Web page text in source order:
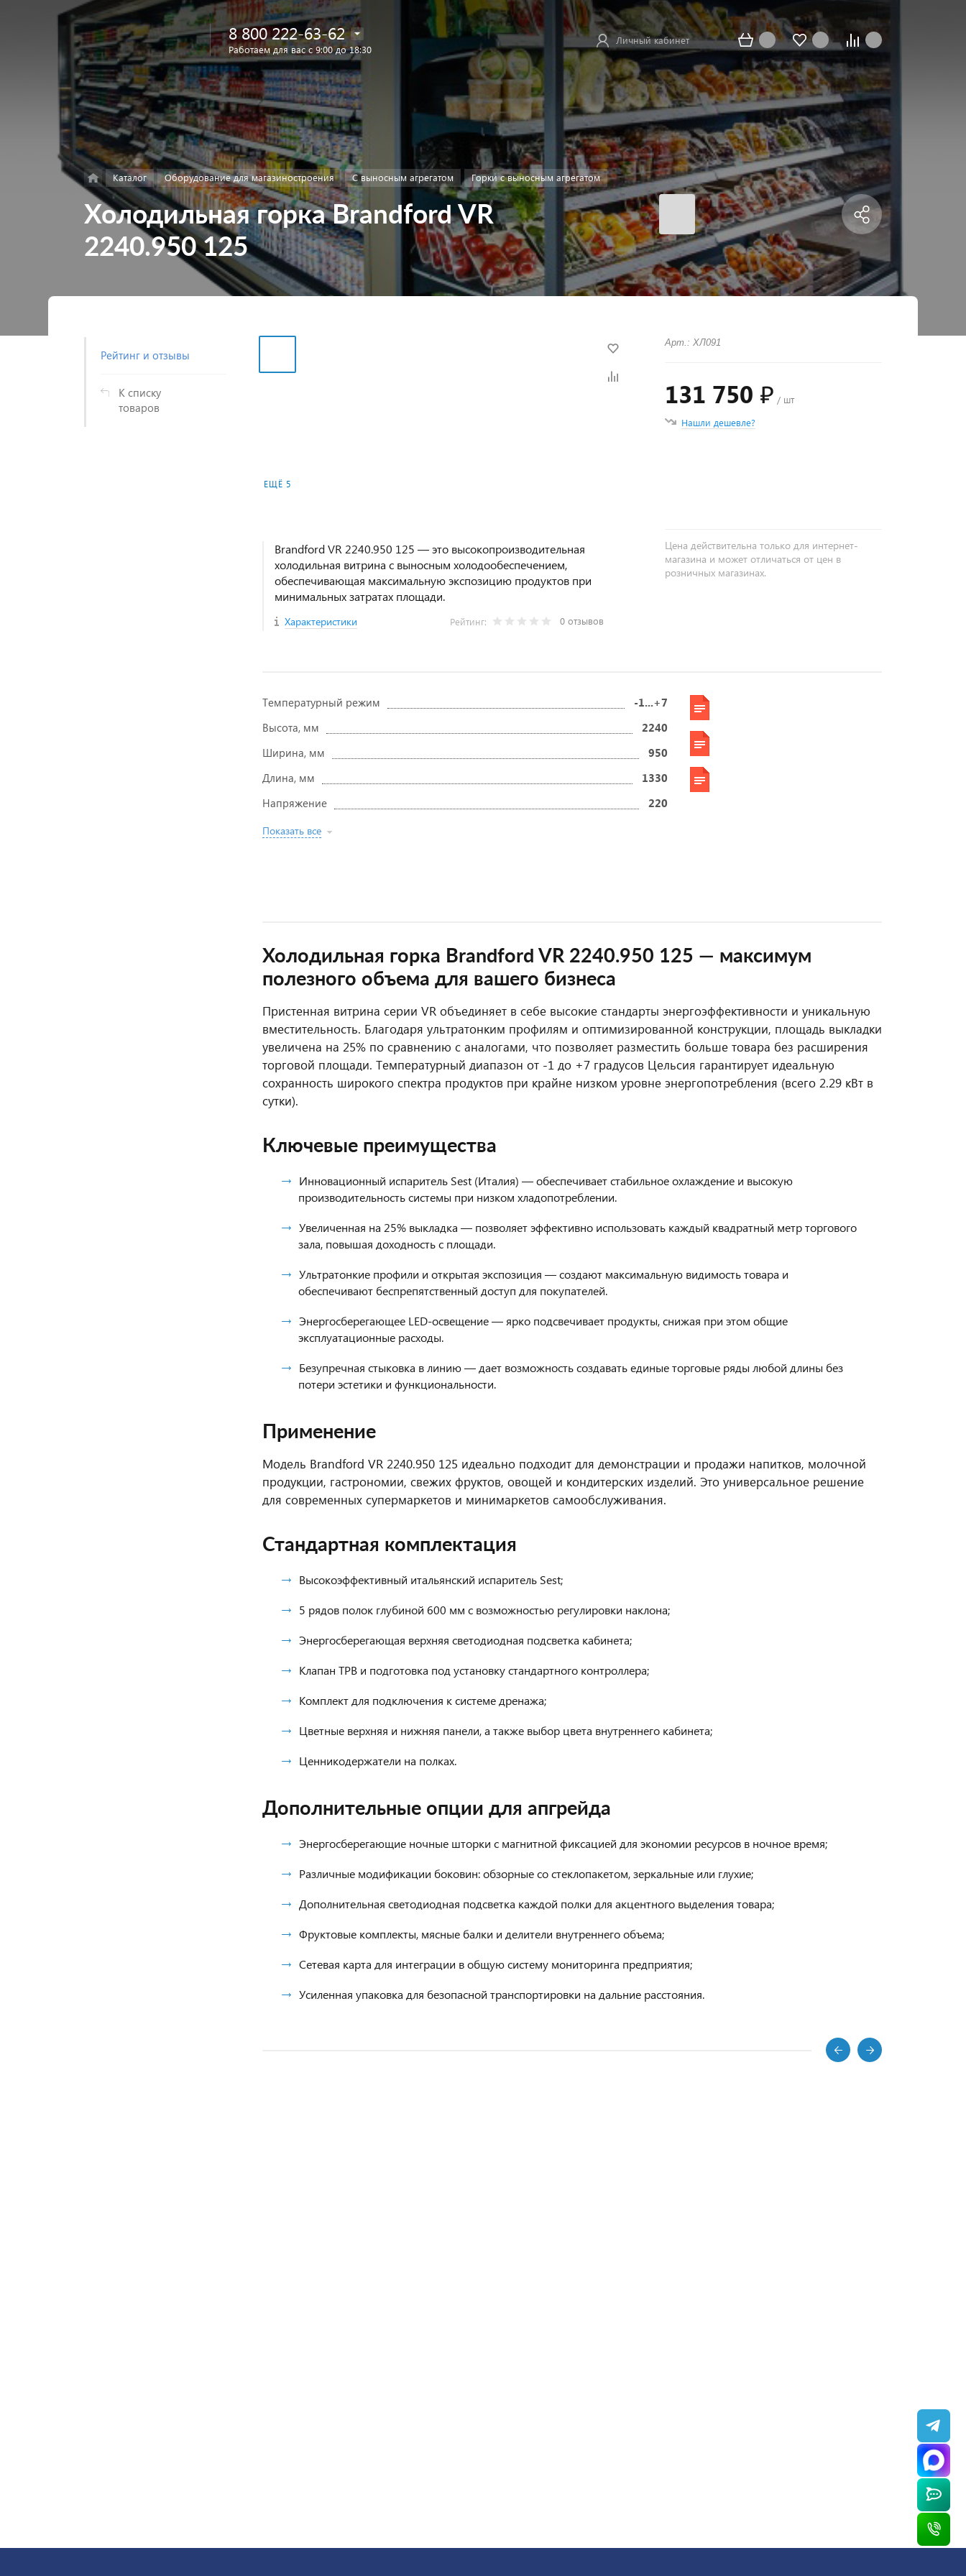
в каталоге
Найти
8 800 222-63-62
Работаем для вас с 9:00 до 18:30
Личный кабинет
Каталог Оборудование для магазиностроения С выносным агрегатом Горки с выносным агрегатом
Холодильная горка Brandford VR
2240.950 125
Рейтинг и отзывы
К списку
товаров
ЕЩЁ 5
Brandford VR 2240.950 125 — это высокопроизводительная
холодильная витрина с выносным холодообеспечением,
обеспечивающая максимальную экспозицию продуктов при
минимальных затратах площади.
Характеристики Рейтинг: 0 отзывов
Арт.: ХЛ091
131 750 ₽ / шт
Нашли дешевле?
Цена действительна только для интернет-
магазина и может отличаться от цен в
розничных магазинах.
Температурный режим
-1...+7
Высота, мм
2240
Ширина, мм
950
Длина, мм
1330
Напряжение
220
Показать все
Холодильная горка Brandford VR 2240.950 125 — максимум
полезного объема для вашего бизнеса
Пристенная витрина серии VR объединяет в себе высокие стандарты энергоэффективности и уникальную
вместительность. Благодаря ультратонким профилям и оптимизированной конструкции, площадь выкладки
увеличена на 25% по сравнению с аналогами, что позволяет разместить больше товара без расширения
торговой площади. Температурный диапазон от -1 до +7 градусов Цельсия гарантирует идеальную
сохранность широкого спектра продуктов при крайне низком уровне энергопотребления (всего 2.29 кВт в
сутки).
Ключевые преимущества
Инновационный испаритель Sest (Италия) — обеспечивает стабильное охлаждение и высокую
производительность системы при низком хладопотреблении.
Увеличенная на 25% выкладка — позволяет эффективно использовать каждый квадратный метр торгового
зала, повышая доходность с площади.
Ультратонкие профили и открытая экспозиция — создают максимальную видимость товара и
обеспечивают беспрепятственный доступ для покупателей.
Энергосберегающее LED-освещение — ярко подсвечивает продукты, снижая при этом общие
эксплуатационные расходы.
Безупречная стыковка в линию — дает возможность создавать единые торговые ряды любой длины без
потери эстетики и функциональности.
Применение
Модель Brandford VR 2240.950 125 идеально подходит для демонстрации и продажи напитков, молочной
продукции, гастрономии, свежих фруктов, овощей и кондитерских изделий. Это универсальное решение
для современных супермаркетов и минимаркетов самообслуживания.
Стандартная комплектация
Высокоэффективный итальянский испаритель Sest;
5 рядов полок глубиной 600 мм с возможностью регулировки наклона;
Энергосберегающая верхняя светодиодная подсветка кабинета;
Клапан ТРВ и подготовка под установку стандартного контроллера;
Комплект для подключения к системе дренажа;
Цветные верхняя и нижняя панели, а также выбор цвета внутреннего кабинета;
Ценникодержатели на полках.
Дополнительные опции для апгрейда
Энергосберегающие ночные шторки с магнитной фиксацией для экономии ресурсов в ночное время;
Различные модификации боковин: обзорные со стеклопакетом, зеркальные или глухие;
Дополнительная светодиодная подсветка каждой полки для акцентного выделения товара;
Фруктовые комплекты, мясные балки и делители внутреннего объема;
Сетевая карта для интеграции в общую систему мониторинга предприятия;
Усиленная упаковка для безопасной транспортировки на дальние расстояния.